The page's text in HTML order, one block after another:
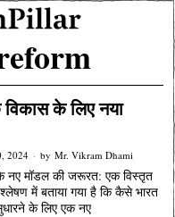
के लिए नया
2024 by Mr. Vikram Dhami
नए मॉडल की जरूरत: एक विस्तृत
में बताया गया है कि कैसे भारत
के लिए एक नए